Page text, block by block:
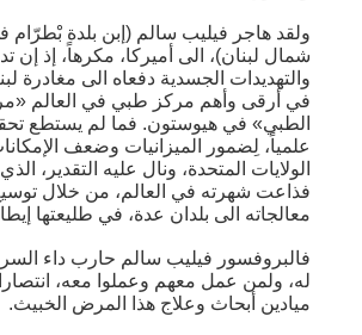
ولقد هاجر فيليب سالم (إبن بلدة بْطرّام
شمال لبنان)، الى أميركا، مكرهاً، إذ إن
والتهديدات الجسدية دفعاه الى مغادرة
في أرقى وأهم مركز طبي في العالم
الطبي» في هيوستون. فما لم يستطع
علمياً، لِضمور الميزانيات وضعف
الولايات المتحدة، ونال عليه التقدير،
فذاعت شهرته في العالم، من خلال
معالجاته الى بلدان عدة، في طليعتها
فالبروفسور فيليب سالم حارب داء
له، ولمن عمل معهم وعملوا معه،
ميادين أبحاث وعلاج هذا المرض الخبيث.